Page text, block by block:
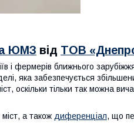
ЮМЗ від ТОВ
і фермерів ближнього
яка забезпечується
оскільки тільки так можна
а також диференціал, що